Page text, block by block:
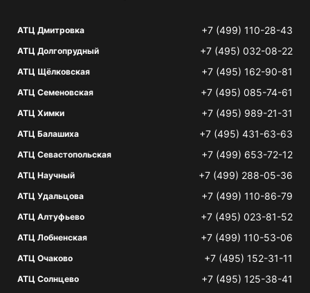
АТЦ Дмитровка +7 (499) 110-28-43
АТЦ Долгопрудный +7 (495) 032-08-22
АТЦ Щёлковская +7 (495) 162-90-81
АТЦ Семеновская +7 (495) 085-74-61
АТЦ Химки +7 (495) 989-21-31
АТЦ Балашиха +7 (495) 431-63-63
АТЦ Севастопольская +7 (499) 653-72-12
АТЦ Научный +7 (499) 288-05-36
АТЦ Удальцова +7 (499) 110-86-79
АТЦ Алтуфьево +7 (495) 023-81-52
АТЦ Лобненская +7 (499) 110-53-06
АТЦ Очаково +7 (495) 152-31-11
АТЦ Солнцево +7 (495) 125-38-41